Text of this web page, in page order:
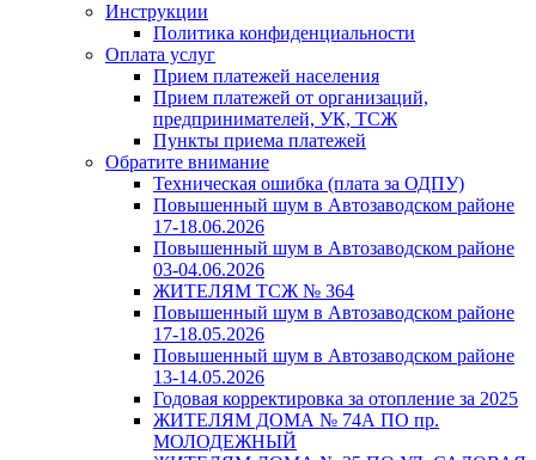
Инструкции
Политика конфиденциальности
Оплата услуг
Прием платежей населения
Прием платежей от организаций,
предпринимателей, УК, ТСЖ
Пункты приема платежей
Обратите внимание
Техническая ошибка (плата за ОДПУ)
Повышенный шум в Автозаводском районе
17-18.06.2026
Повышенный шум в Автозаводском районе
03-04.06.2026
ЖИТЕЛЯМ ТСЖ № 364
Повышенный шум в Автозаводском районе
17-18.05.2026
Повышенный шум в Автозаводском районе
13-14.05.2026
Годовая корректировка за отопление за 2025
ЖИТЕЛЯМ ДОМА № 74А ПО пр.
МОЛОДЕЖНЫЙ